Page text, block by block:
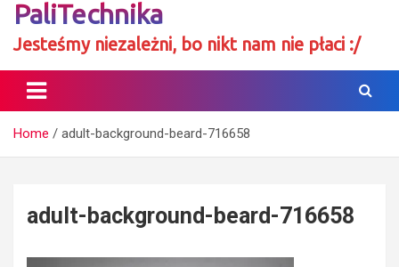
PaliTechnika
Jesteśmy niezależni, bo nikt nam nie płaci :/
Home adult-background-beard-716658
adult-background-beard-716658